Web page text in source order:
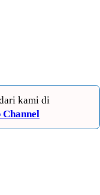
kami di